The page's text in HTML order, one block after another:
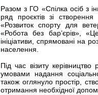
Разом з ГО «Спілка осіб з
ряд проєктів зі
«Розвиток спорту для
«Робота без бар’єрів»,
ініціативи, спрямовані на
населення.
Під час візиту
умовами надання
також оглянуло простір,
отримання необхідної